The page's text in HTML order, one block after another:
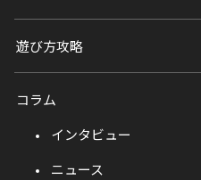
遊び方攻略
コラム
インタビュー
ニュース